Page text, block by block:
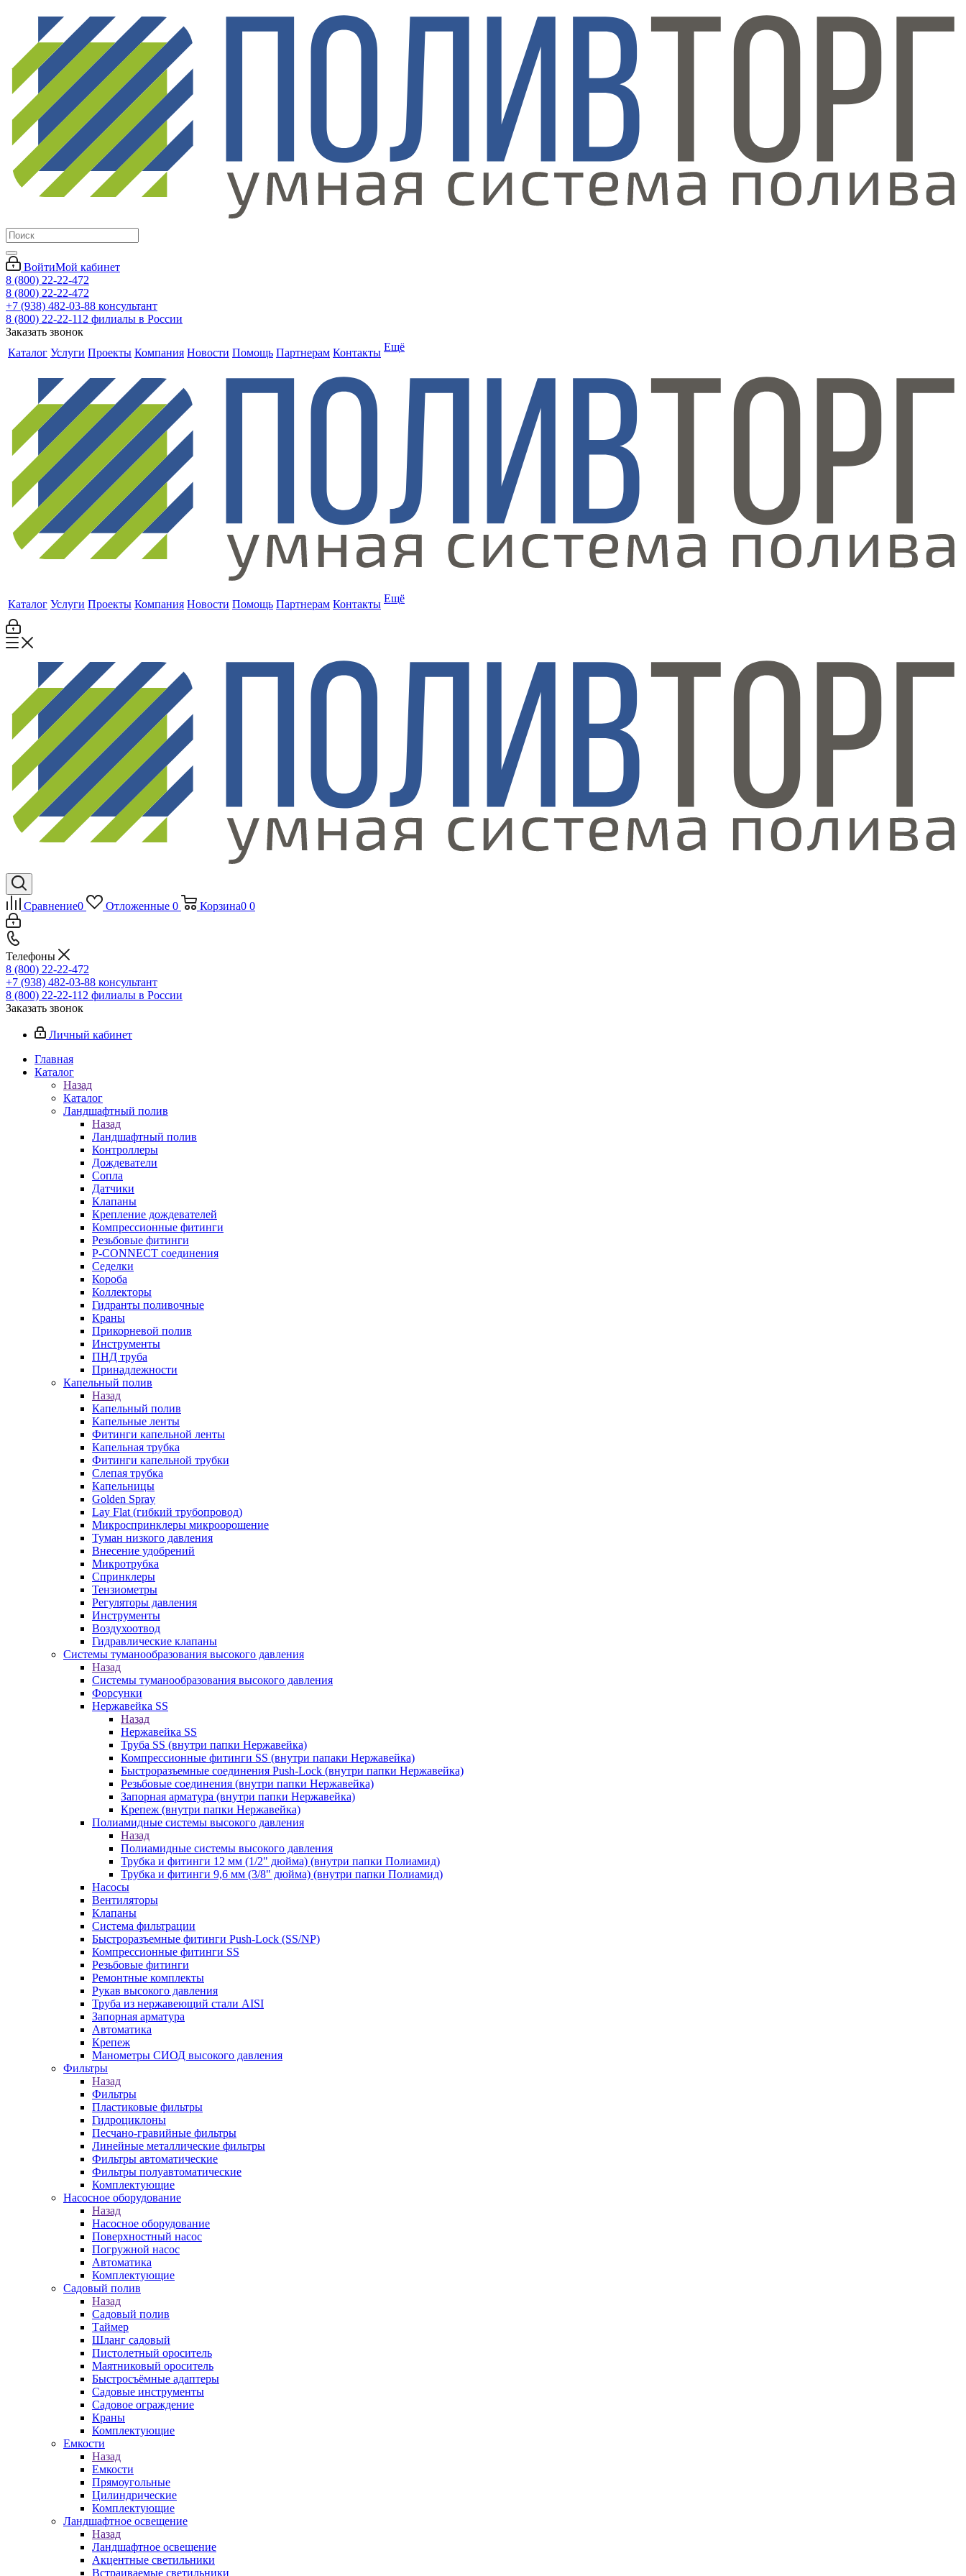
ВойтиМой кабинет
8 (800) 22-22-472
8 (800) 22-22-472
+7 (938) 482-03-88 консультант
8 (800) 22-22-112 филиалы в России
Заказать звонок
Каталог Услуги Проекты Компания Новости Помощь Партнерам Контакты Ещё
Каталог Услуги Проекты Компания Новости Помощь Партнерам Контакты Ещё
Сравнение0 Отложенные 0 Корзина0 0
Телефоны
8 (800) 22-22-472
+7 (938) 482-03-88 консультант
8 (800) 22-22-112 филиалы в России
Заказать звонок
Личный кабинет
Главная
Каталог
Назад
Каталог
Ландшафтный полив
Назад
Ландшафтный полив
Контроллеры
Дождеватели
Сопла
Датчики
Клапаны
Крепление дождевателей
Компрессионные фитинги
Резьбовые фитинги
P-CONNECT соединения
Седелки
Короба
Коллекторы
Гидранты поливочные
Краны
Прикорневой полив
Инструменты
ПНД труба
Принадлежности
Капельный полив
Назад
Капельный полив
Капельные ленты
Фитинги капельной ленты
Капельная трубка
Фитинги капельной трубки
Слепая трубка
Капельницы
Golden Spray
Lay Flat (гибкий трубопровод)
Микроспринклеры микроорошение
Туман низкого давления
Внесение удобрений
Микротрубка
Спринклеры
Тензиометры
Регуляторы давления
Инструменты
Воздухоотвод
Гидравлические клапаны
Системы туманообразования высокого давления
Назад
Системы туманообразования высокого давления
Форсунки
Нержавейка SS
Назад
Нержавейка SS
Труба SS (внутри папки Нержавейка)
Компрессионные фитинги SS (внутри папаки Нержавейка)
Быстроразъемные соединения Push-Lock (внутри папки Нержавейка)
Резьбовые соединения (внутри папки Нержавейка)
Запорная арматура (внутри папки Нержавейка)
Крепеж (внутри папки Нержавейка)
Полиамидные системы высокого давления
Назад
Полиамидные системы высокого давления
Трубка и фитинги 12 мм (1/2" дюйма) (внутри папки Полиамид)
Трубка и фитинги 9,6 мм (3/8" дюйма) (внутри папки Полиамид)
Насосы
Вентиляторы
Клапаны
Система фильтрации
Быстроразъемные фитинги Push-Lock (SS/NP)
Компрессионные фитинги SS
Резьбовые фитинги
Ремонтные комплекты
Рукав высокого давления
Труба из нержавеющий стали AISI
Запорная арматура
Автоматика
Крепеж
Манометры СИОД высокого давления
Фильтры
Назад
Фильтры
Пластиковые фильтры
Гидроциклоны
Песчано-гравийные фильтры
Линейные металлические фильтры
Фильтры автоматические
Фильтры полуавтоматические
Комплектующие
Насосное оборудование
Назад
Насосное оборудование
Поверхностный насос
Погружной насос
Автоматика
Комплектующие
Садовый полив
Назад
Садовый полив
Таймер
Шланг садовый
Пистолетный ороситель
Маятниковый ороситель
Быстросъёмные адаптеры
Садовые инструменты
Садовое ограждение
Краны
Комплектующие
Емкости
Назад
Емкости
Прямоугольные
Цилиндрические
Комплектующие
Ландшафтное освещение
Назад
Ландшафтное освещение
Акцентные светильники
Встраиваемые светильники